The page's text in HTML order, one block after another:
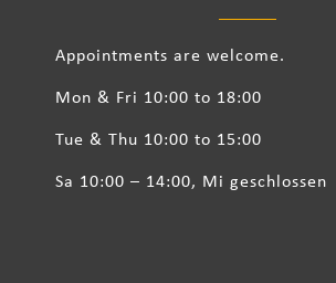
Appointments are welcome.
Mon & Fri 10:00 to 18:00
Tue & Thu 10:00 to 15:00
Sa 10:00 – 14:00, Mi geschlossen